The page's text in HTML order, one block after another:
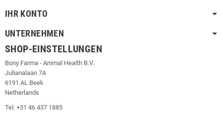
IHR KONTO
UNTERNEHMEN
SHOP-EINSTELLUNGEN
Bony Farma - Animal Health B.V.
Julianalaan 7A
6191 AL Beek
Netherlands
Tel: +31 46 437 1885